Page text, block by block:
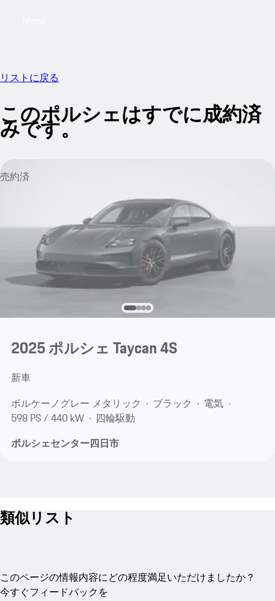
リストに戻る
このポルシェはすでに成約済
みです。
売約済
2025 ポルシェ Taycan 4S
新車
ボルケーノグレー メタリック
ブラック
電気
598 PS / 440 kW
四輪駆動
ポルシェセンター四日市
類似リスト
このページの情報内容にどの程度満足いただけましたか？
今すぐフィードバックを